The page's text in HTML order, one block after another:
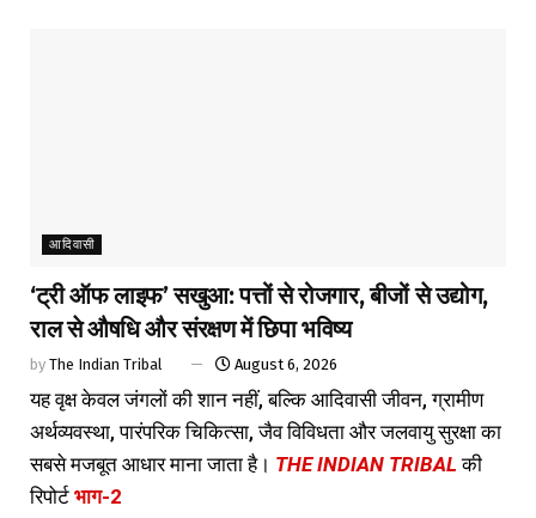
आदिवासी
‘ट्री ऑफ लाइफ’ सखुआ: पत्तों से रोजगार, बीजों से उद्योग,
राल से औषधि और संरक्षण में छिपा भविष्य
by The Indian Tribal August 6, 2026
यह वृक्ष केवल जंगलों की शान नहीं, बल्कि आदिवासी जीवन, ग्रामीण
अर्थव्यवस्था, पारंपरिक चिकित्सा, जैव विविधता और जलवायु सुरक्षा का
सबसे मजबूत आधार माना जाता है। THE INDIAN TRIBAL की
रिपोर्ट भाग-2